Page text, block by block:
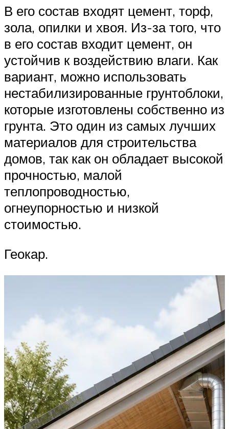
В его состав входят цемент, торф,
зола, опилки и хвоя. Из-за того, что
в его состав входит цемент, он
устойчив к воздействию влаги. Как
вариант, можно использовать
нестабилизированные грунтоблоки,
которые изготовлены собственно из
грунта. Это один из самых лучших
материалов для строительства
домов, так как он обладает высокой
прочностью, малой
теплопроводностью,
огнеупорностью и низкой
стоимостью.
Геокар.